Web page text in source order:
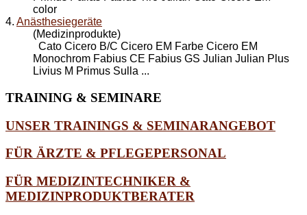
color
4. Anästhesiegeräte
(Medizinprodukte)
Cato Cicero B/C Cicero EM Farbe Cicero EM
Monochrom Fabius CE Fabius GS Julian Julian Plus
Livius M Primus Sulla ...
TRAINING & SEMINARE
UNSER TRAININGS & SEMINARANGEBOT
FÜR ÄRZTE & PFLEGEPERSONAL
FÜR MEDIZINTECHNIKER &
MEDIZINPRODUKTBERATER